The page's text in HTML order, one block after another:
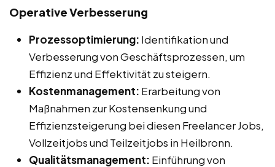
Operative Verbesserung
Prozessoptimierung: Identifikation und
Verbesserung von Geschäftsprozessen, um
Effizienz und Effektivität zu steigern.
Kostenmanagement: Erarbeitung von
Maßnahmen zur Kostensenkung und
Effizienzsteigerung bei diesen Freelancer Jobs,
Vollzeitjobs und Teilzeitjobs in Heilbronn.
Qualitätsmanagement: Einführung von